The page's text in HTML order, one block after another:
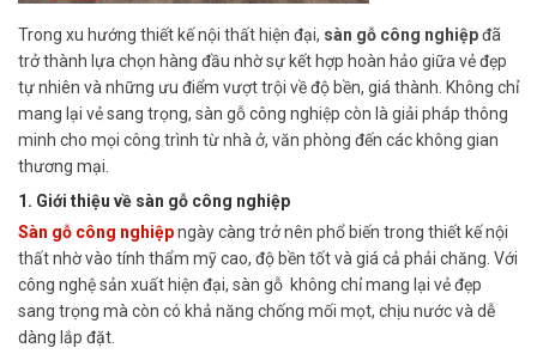
Trong xu hướng thiết kế nội thất hiện đại, sàn gỗ công nghiệpđã
trở thành lựa chọn hàng đầu nhờ sự kết hợp hoàn hảo giữa vẻ đẹp
tự nhiên và những ưu điểm vượt trội về độ bền, giá thành. Không chỉ
mang lại vẻ sang trọng, sàn gỗ công nghiệp còn là giải pháp thông
minh cho mọi công trình từ nhà ở, văn phòng đến các không gian
thương mại.
1. Giới thiệu về sàn gỗ công nghiệp
Sàn gỗ công nghiệpngày càng trở nên phổ biến trong thiết kế nội
thất nhờ vào tính thẩm mỹ cao, độ bền tốt và giá cả phải chăng. Với
công nghệ sản xuất hiện đại, sàn gỗ không chỉ mang lại vẻ đẹp
sang trọng mà còn có khả năng chống mối mọt, chịu nước và dễ
dàng lắp đặt.